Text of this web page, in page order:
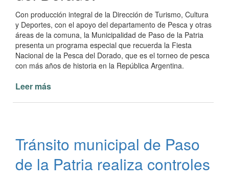
Con producción integral de la Dirección de Turismo, Cultura
y Deportes, con el apoyo del departamento de Pesca y otras
áreas de la comuna, la Municipalidad de Paso de la Patria
presenta un programa especial que recuerda la Fiesta
Nacional de la Pesca del Dorado, que es el torneo de pesca
con más años de historia en la República Argentina.
Leer más
de
la
Pesca
Tránsito municipal de Paso
de la Patria realiza controles